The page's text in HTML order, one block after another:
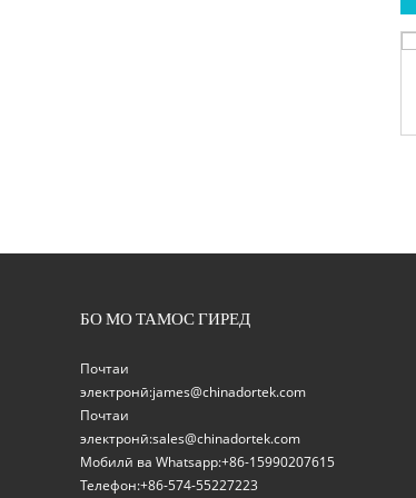
БО МО ТАМОС ГИРЕД
Почтаи
электронӣ:james@chinadortek.com
Почтаи
электронӣ:sales@chinadortek.com
Мобилӣ ва Whatsapp:+86-15990207615
Телефон:+86-574-55227223